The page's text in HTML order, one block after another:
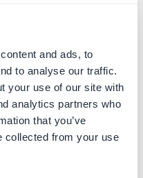
and ads, to
to analyse our traffic.
your use of our site with
analytics partners who
that you’ve
collected from your use